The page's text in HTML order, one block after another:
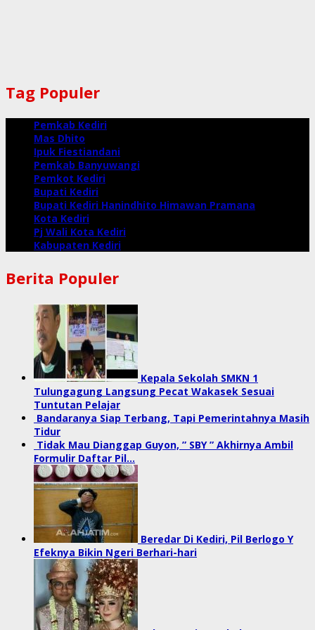
Tag Populer
Pemkab Kediri
Mas Dhito
Ipuk Fiestiandani
Pemkab Banyuwangi
Pemkot Kediri
Bupati Kediri
Bupati Kediri Hanindhito Himawan Pramana
Kota Kediri
Pj Wali Kota Kediri
Kabupaten Kediri
Berita Populer
Kepala Sekolah SMKN 1
Tulungagung Langsung Pecat Wakasek Sesuai
Tuntutan Pelajar
Bandaranya Siap Terbang, Tapi Pemerintahnya Masih
Tidur
Tidak Mau Dianggap Guyon, ” SBY ” Akhirnya Ambil
Formulir Daftar Pil…
Beredar Di Kediri, Pil Berlogo Y
Efeknya Bikin Ngeri Berhari-hari